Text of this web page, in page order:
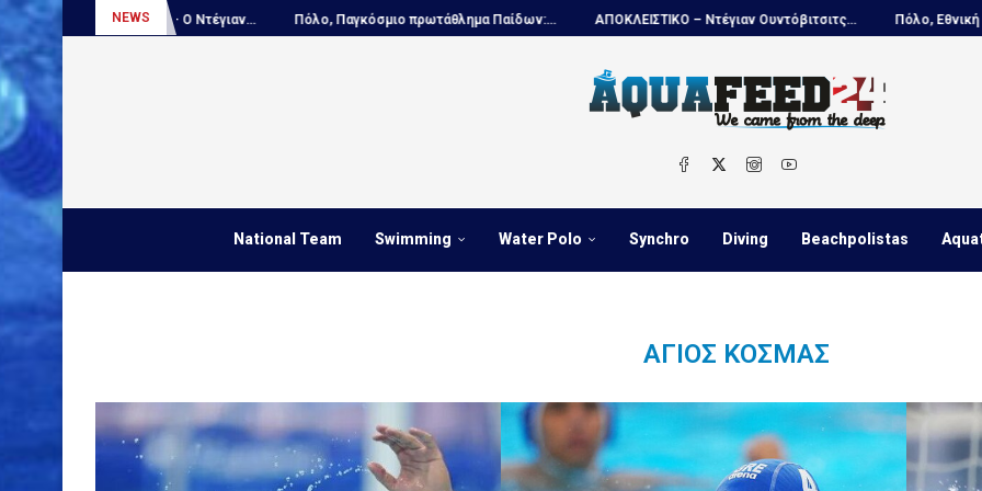
NEWS
– Ο Ντέγιαν... Πόλο, Παγκόσμιο πρωτάθλημα Παίδων:... ΑΠΟΚΛΕΙΣΤΙΚΟ – Ντέγιαν Ουντόβιτσιτς... Πόλο, Εθνική Νέων Ανδρών...
National Team Swimming Water Polo Synchro Diving Beachpolistas
ΆΓΙΟΣ ΚΟΣΜΆΣ